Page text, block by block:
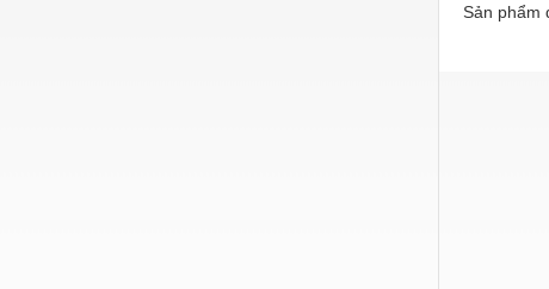
Sản phẩm